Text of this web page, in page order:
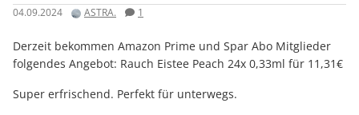
04.09.2024 ASTRA. 1
Derzeit bekommen Amazon Prime und Spar Abo Mitglieder
folgendes Angebot: Rauch Eistee Peach 24x 0,33ml für 11,31€
Super erfrischend. Perfekt für unterwegs.